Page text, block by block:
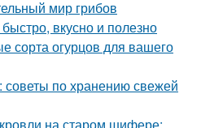
мир грибов
вкусно и полезно
сорта огурцов для вашего
по хранению свежей